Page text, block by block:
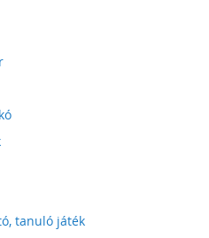
tanuló játék